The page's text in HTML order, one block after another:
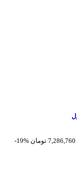
-19%
7,286,760 تومان